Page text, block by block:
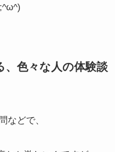
、色々な人の体験談
などで、